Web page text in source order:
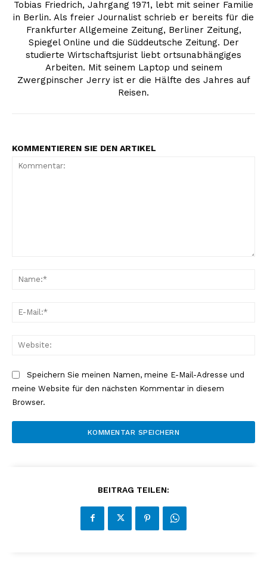
Tobias Friedrich, Jahrgang 1971, lebt mit seiner Familie
in Berlin. Als freier Journalist schrieb er bereits für die
Frankfurter Allgemeine Zeitung, Berliner Zeitung,
Spiegel Online und die Süddeutsche Zeitung. Der
studierte Wirtschaftsjurist liebt ortsunabhängiges
Arbeiten. Mit seinem Laptop und seinem
Zwergpinscher Jerry ist er die Hälfte des Jahres auf
Reisen.
KOMMENTIEREN SIE DEN ARTIKEL
Speichern Sie meinen Namen, meine E-Mail-Adresse und
meine Website für den nächsten Kommentar in diesem
Browser.
BEITRAG TEILEN: